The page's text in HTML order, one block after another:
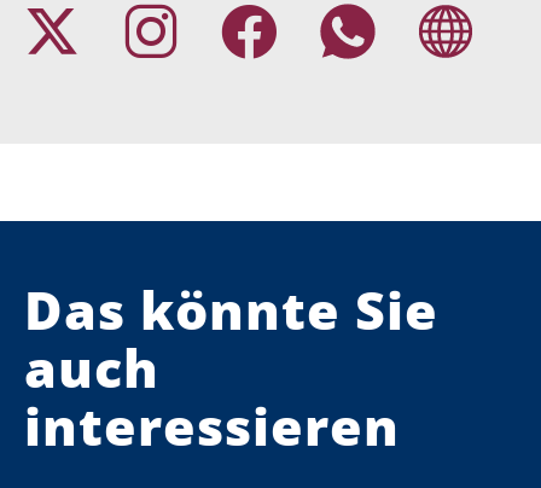
Das könnte Sie
auch
interessieren